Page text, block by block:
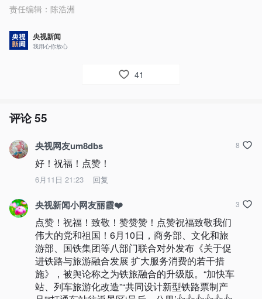
责任编辑： 陈浩洲
央视新闻
我用心你放心
41
评论55
央视网友um8dbs
好！祝福！点赞！
6月11日 21:23 回复
8
央视新闻小网友丽霞❤️
点赞！祝福！致敬！赞赞赞！点赞祝福致敬我们
伟大的党和祖国！6月10日，商务部、文化和旅
游部、国铁集团等八部门联合对外发布《关于促
进铁路与旅游融合发展 扩大服务消费的若干措
施》，被舆论称之为铁旅融合的升级版。“加快车
站、列车旅游化改造”“共同设计新型铁路票制产
3